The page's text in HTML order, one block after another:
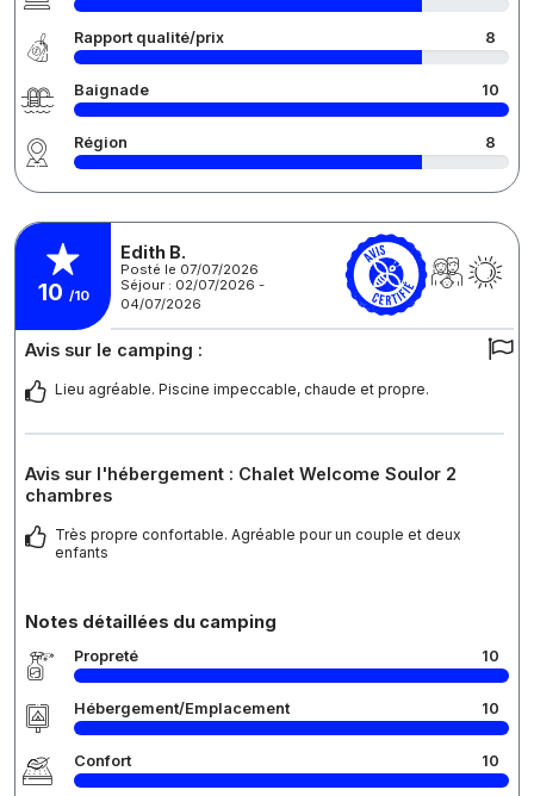
Rapport qualité/prix 8
Baignade 10
Région 8
10 /10
Edith B.
Posté le 07/07/2026
Séjour : 02/07/2026 -
04/07/2026
Avis sur le camping :
Lieu agréable. Piscine impeccable, chaude et propre.
Avis sur l'hébergement : Chalet Welcome Soulor 2
chambres
Très propre confortable. Agréable pour un couple et deux
enfants
Notes détaillées du camping
Propreté 10
Hébergement/Emplacement 10
Confort 10